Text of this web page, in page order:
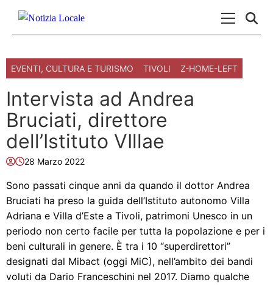
EVENTI, CULTURA E TURISMO TIVOLI Z-HOME-LEFT
Intervista ad Andrea
Bruciati, direttore
dell’Istituto VIllae
28 Marzo 2022
Sono passati cinque anni da quando il dottor Andrea
Bruciati ha preso la guida dell’Istituto autonomo Villa
Adriana e Villa d’Este a Tivoli, patrimoni Unesco in un
periodo non certo facile per tutta la popolazione e per i
beni culturali in genere. È tra i 10 “superdirettori”
designati dal Mibact (oggi MiC), nell’ambito dei bandi
voluti da Dario Franceschini nel 2017. Diamo qualche